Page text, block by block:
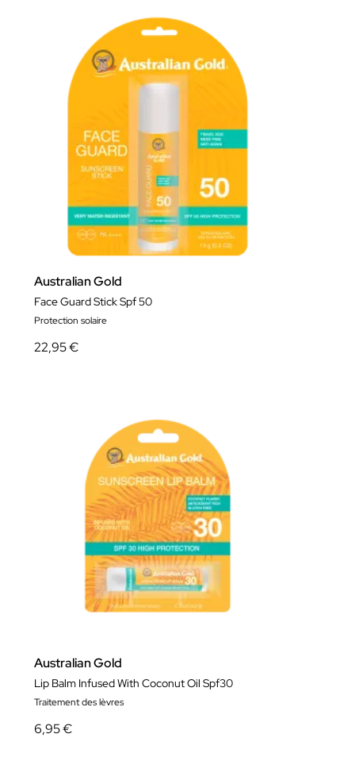
Australian Gold
Face Guard Stick Spf 50
Protection solaire
22,95 €
Australian Gold
Lip Balm Infused With Coconut Oil Spf30
Traitement des lèvres
6,95 €